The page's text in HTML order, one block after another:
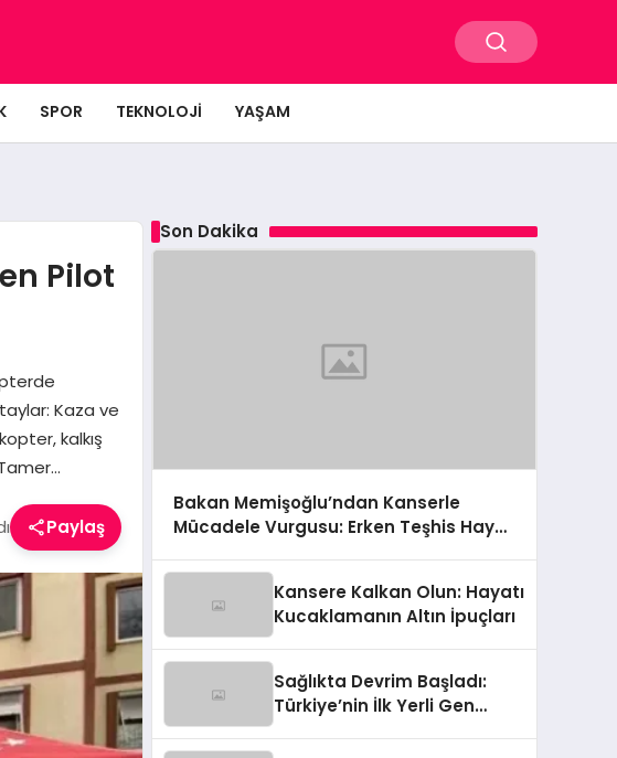
SPOR TEKNOLOJI YAŞAM
Pilot
Kaza ve
kalkış
Paylaş
Son Dakika
Bakan Memişoğlu’ndan Kanserle
Mücadele Vurgusu: Erken Teşhis Hayat
Kansere Kalkan Olun: Hayatı
Kucaklamanın Altın İpuçları
Sağlıkta Devrim Başladı:
Türkiye’nin İlk Yerli Gen